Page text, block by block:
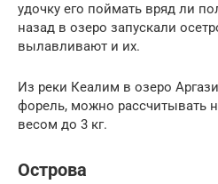
удочку его поймать вряд ли
назад в озеро запускали
вылавливают и их.
Из реки Кеалим в озеро
форель, можно рассчитывать
весом до 3 кг.
Острова